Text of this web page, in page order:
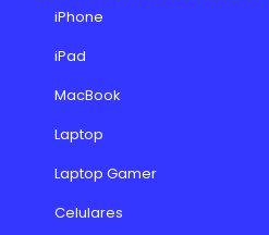
iPhone
iPad
MacBook
Laptop
Laptop Gamer
Celulares